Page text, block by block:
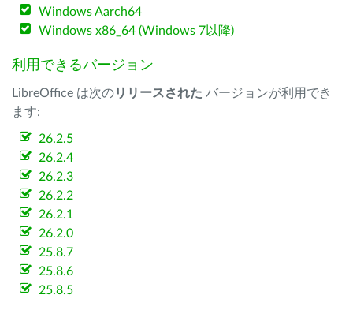
Windows Aarch64
Windows x86_64 (Windows 7以降)
利用できるバージョン
LibreOffice は次のリリースされた バージョンが利用でき
ます:
26.2.5
26.2.4
26.2.3
26.2.2
26.2.1
26.2.0
25.8.7
25.8.6
25.8.5